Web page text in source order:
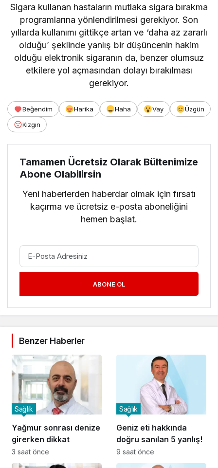
Sigara kullanan hastaların mutlaka sigara bırakma
programlarına yönlendirilmesi gerekiyor. Son
yıllarda kullanımı gittikçe artan ve ‘daha az zararlı
olduğu’ şeklinde yanlış bir düşüncenin hakim
olduğu elektronik sigaranın da, benzer olumsuz
etkilere yol açmasından dolayı bırakılması
gerekiyor.
Beğendim Harika Haha Vay
Üzgün
Kızgın
Tamamen Ücretsiz Olarak Bültenimize
Abone Olabilirsin
Yeni haberlerden haberdar olmak için fırsatı
kaçırma ve ücretsiz e-posta aboneliğini
hemen başlat.
ABONE OL
Benzer Haberler
Yağmur sonrası denize
girerken dikkat
Sağlık
3 saat önce
Geniz eti hakkında
doğru sanılan 5 yanlış!
Sağlık
9 saat önce